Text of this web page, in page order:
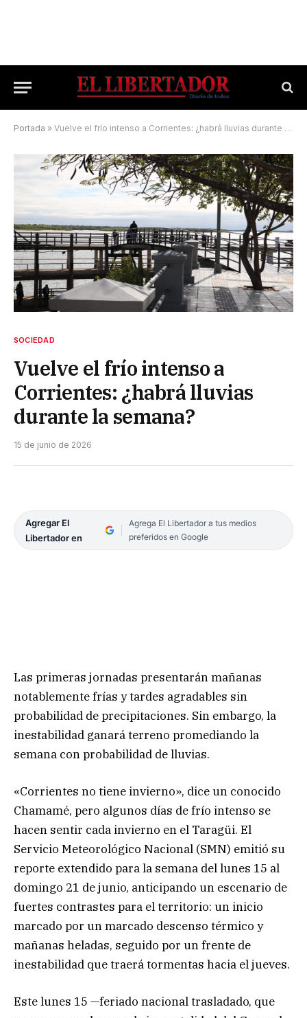
Portada » Vuelve el frío intenso a Corrientes: ¿habrá lluvias durante la semana?
SOCIEDAD
Vuelve el frío intenso a
Corrientes: ¿habrá lluvias
durante la semana?
15 de junio de 2026
Agregar El
Libertador en
Agrega El Libertador a tus medios
preferidos en Google
Las primeras jornadas presentarán mañanas
notablemente frías y tardes agradables sin
probabilidad de precipitaciones. Sin embargo, la
inestabilidad ganará terreno promediando la
semana con probabilidad de lluvias.
«Corrientes no tiene invierno», dice un conocido
Chamamé, pero algunos días de frío intenso se
hacen sentir cada invierno en el Taragüi. El
Servicio Meteorológico Nacional (SMN) emitió su
reporte extendido para la semana del lunes 15 al
domingo 21 de junio, anticipando un escenario de
fuertes contrastes para el territorio: un inicio
marcado por un marcado descenso térmico y
mañanas heladas, seguido por un frente de
inestabilidad que traerá tormentas hacia el jueves.
Este lunes 15 —feriado nacional trasladado, que